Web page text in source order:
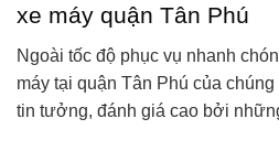
xe máy quận Tân Phú
Ngoài tốc độ phục vụ nhanh
máy tại quận Tân Phú của
tin tưởng, đánh giá cao bởi